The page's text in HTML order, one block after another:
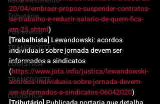
Tributário
Pós-evento
TRANSPORTE
LOGISTICA
TRANSPORTE
LOGISTICA
20/04/embraer-propoe-suspender-contratos-
de-trabalho-e-reduzir-salario-de-quem-fica-
em-25.shtml)
[Trabalhista] Lewandowski: acordos
individuais sobre jornada devem ser
informados a sindicatos
(https://www.jota.info/justica/lewandowski-
acordos-individuais-sobre-jornada-devem-
ser-informados-a-sindicatos-06042020)